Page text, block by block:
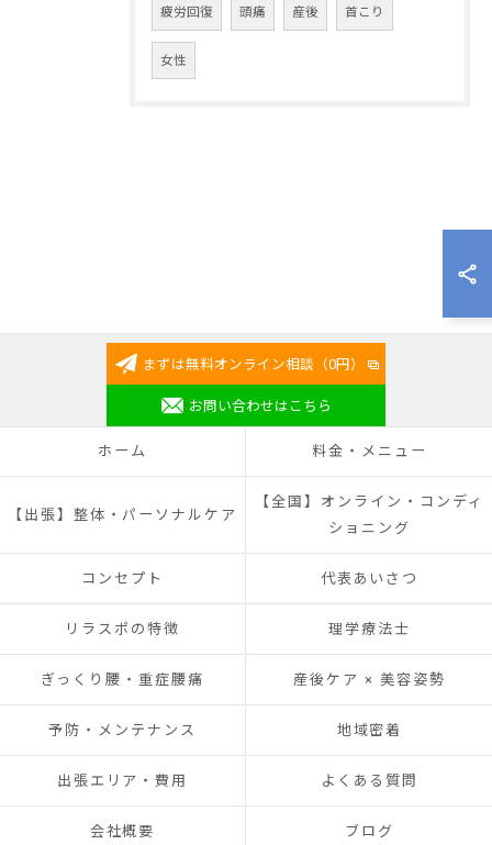
疲労回復 頭痛 産後 首こり
女性
まずは無料オンライン相談（0円）
お問い合わせはこちら
ホーム 料金・メニュー
【出張】整体・パーソナルケア
【全国】オンライン・コンディ
ショニング
コンセプト 代表あいさつ
リラスポの特徴 理学療法士
ぎっくり腰・重症腰痛 産後ケア × 美容姿勢
予防・メンテナンス 地域密着
出張エリア・費用 よくある質問
会社概要 ブログ